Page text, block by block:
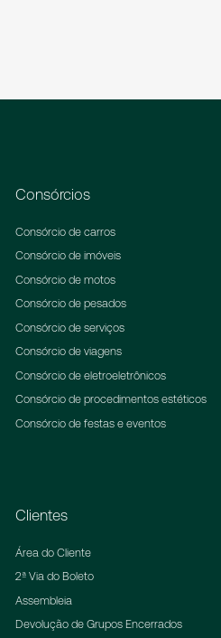
Consórcios
Consórcio de carros
Consórcio de imóveis
Consórcio de motos
Consórcio de pesados
Consórcio de serviços
Consórcio de viagens
Consórcio de eletroeletrônicos
Consórcio de procedimentos estéticos
Consórcio de festas e eventos
Clientes
Área do Cliente
2ª Via do Boleto
Assembleia
Devolução de Grupos Encerrados